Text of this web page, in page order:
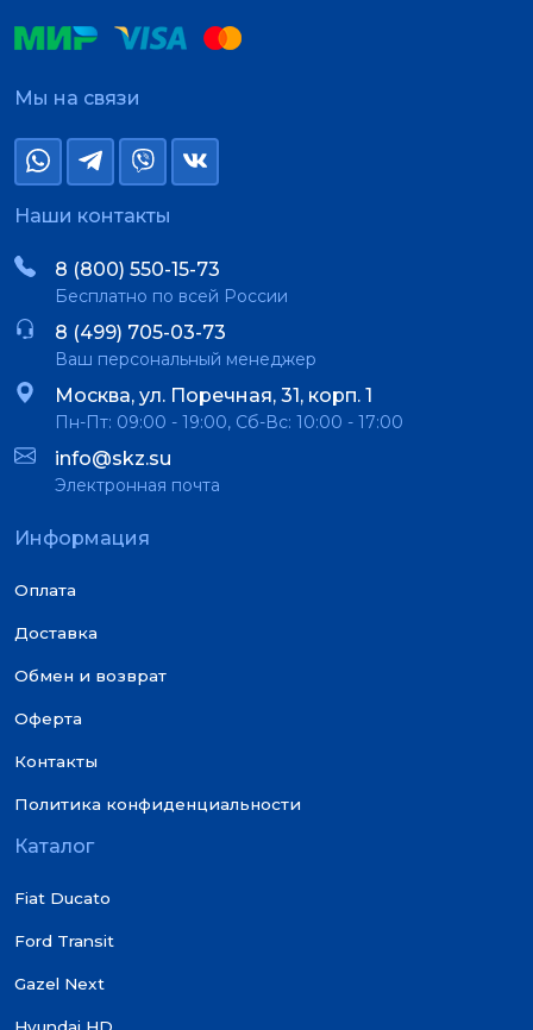
Мы на связи
Наши контакты
8 (800) 550-15-73
Бесплатно по всей России
8 (499) 705-03-73
Ваш персональный менеджер
Москва, ул. Поречная, 31, корп. 1
Пн-Пт: 09:00 - 19:00, Сб-Вс: 10:00 - 17:00
info@skz.su
Электронная почта
Информация
Оплата
Доставка
Обмен и возврат
Оферта
Контакты
Политика конфиденциальности
Каталог
Fiat Ducato
Ford Transit
Gazel Next